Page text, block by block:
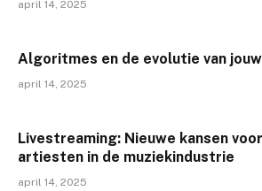
april 14, 2025
Algoritmes en de evolutie van
april 14, 2025
Livestreaming: Nieuwe kansen
artiesten in de muziekindustrie
april 14, 2025